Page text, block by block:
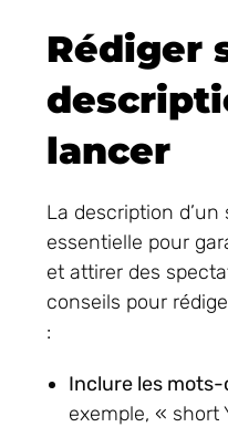
Rédiger
lancer
La description d’un
essentielle pour
et attirer des
conseils pour
:
Inclure les
exemple, « short